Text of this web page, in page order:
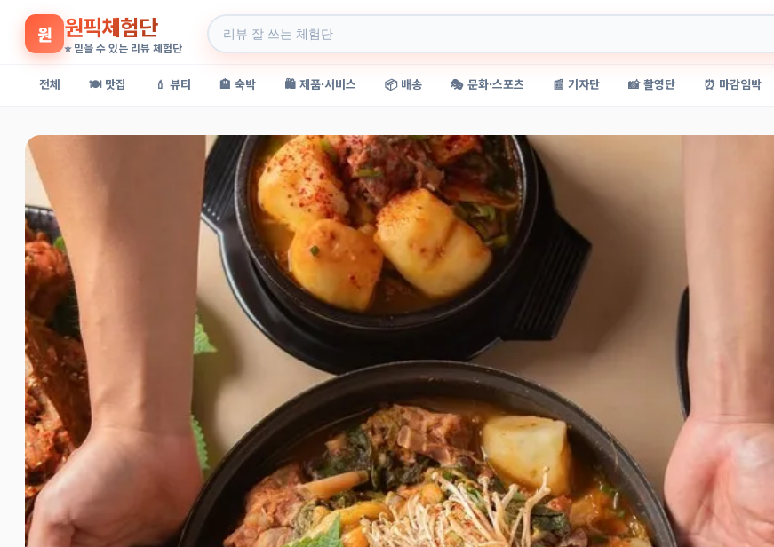
원 원픽체험단
⭐ 믿을 수 있는 리뷰 체험단
전체 🍽️ 맛집 💄 뷰티 🏨 숙박 🛍️ 제품·서비스 📦 배송 🎭 문화·스포츠 📰 기자단 📸 촬영단 ⏰ 마감임박